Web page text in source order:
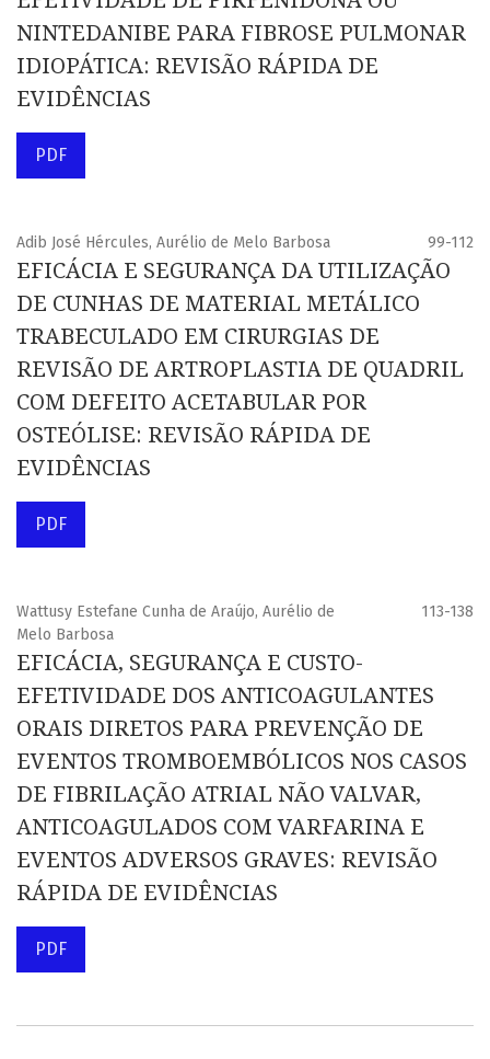
NINTEDANIBE PARA FIBROSE PULMONAR
IDIOPÁTICA: REVISÃO RÁPIDA DE
EVIDÊNCIAS
PDF
Adib José Hércules, Aurélio de Melo Barbosa 99-112
EFICÁCIA E SEGURANÇA DA UTILIZAÇÃO
DE CUNHAS DE MATERIAL METÁLICO
TRABECULADO EM CIRURGIAS DE
REVISÃO DE ARTROPLASTIA DE QUADRIL
COM DEFEITO ACETABULAR POR
OSTEÓLISE: REVISÃO RÁPIDA DE
EVIDÊNCIAS
PDF
Wattusy Estefane Cunha de Araújo, Aurélio de
Melo Barbosa
113-138
EFICÁCIA, SEGURANÇA E CUSTO-
EFETIVIDADE DOS ANTICOAGULANTES
ORAIS DIRETOS PARA PREVENÇÃO DE
EVENTOS TROMBOEMBÓLICOS NOS CASOS
DE FIBRILAÇÃO ATRIAL NÃO VALVAR,
ANTICOAGULADOS COM VARFARINA E
EVENTOS ADVERSOS GRAVES: REVISÃO
RÁPIDA DE EVIDÊNCIAS
PDF